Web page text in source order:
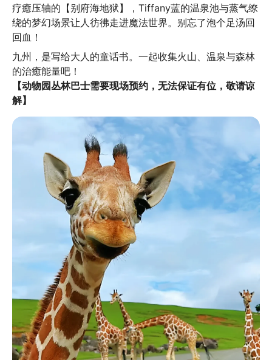
疗癒压轴的【别府海地狱】，Tiffany蓝的温泉池与蒸气缭
绕的梦幻场景让人彷彿走进魔法世界。别忘了泡个足汤回
回血！
九州，是写给大人的童话书。一起收集火山、温泉与森林
【动物园丛林巴士需要现场预约，无法保证有位，敬请谅
解】